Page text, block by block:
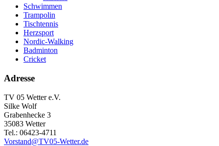
Schwimmen
Trampolin
Tischtennis
Herzsport
Nordic-Walking
Badminton
Cricket
Adresse
TV 05 Wetter e.V.
Silke Wolf
Grabenhecke 3
35083 Wetter
Tel.: 06423-4711
Vorstand@TV05-Wetter.de